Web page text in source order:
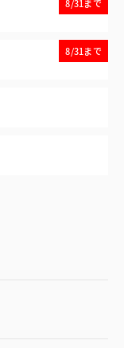
8/31まで
8/31まで